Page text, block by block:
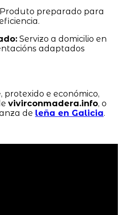
preparado para
Servizo a domicilio en
adaptados
e económico,
vivirconmadera.info, o
de leña en Galicia.